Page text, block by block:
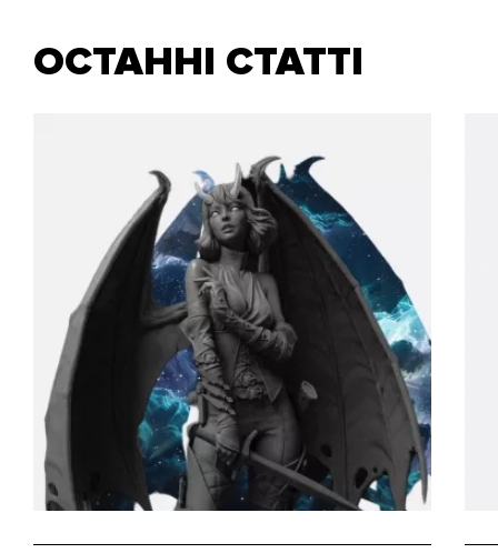
ОСТАННІ СТАТТІ